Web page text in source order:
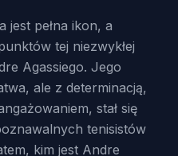
jest pełna ikon, a
tej niezwykłej
Agassiego. Jego
ale z determinacją,
stał się
tenisistów
kim jest Andre